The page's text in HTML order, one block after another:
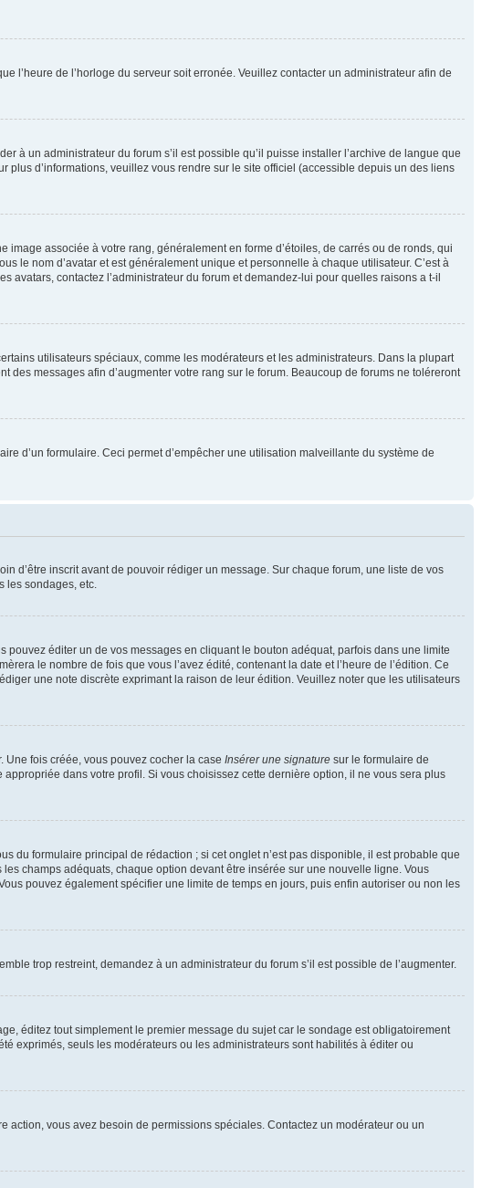
l’heure de l’horloge du serveur soit erronée. Veuillez contacter un administrateur afin de
à un administrateur du forum s’il est possible qu’il puisse installer l’archive de langue que
d’informations, veuillez vous rendre sur le site officiel (accessible depuis un des liens
image associée à votre rang, généralement en forme d’étoiles, de carrés ou de ronds, qui
le nom d’avatar et est généralement unique et personnelle à chaque utilisateur. C’est à
avatars, contactez l’administrateur du forum et demandez-lui pour quelles raisons a t-il
utilisateurs spéciaux, comme les modérateurs et les administrateurs. Dans la plupart
messages afin d’augmenter votre rang sur le forum. Beaucoup de forums ne toléreront
d’un formulaire. Ceci permet d’empêcher une utilisation malveillante du système de
d’être inscrit avant de pouvoir rédiger un message. Sur chaque forum, une liste de vos
les sondages, etc.
éditer un de vos messages en cliquant le bouton adéquat, parfois dans une limite
le nombre de fois que vous l’avez édité, contenant la date et l’heure de l’édition. Ce
une note discrète exprimant la raison de leur édition. Veuillez noter que les utilisateurs
Une fois créée, vous pouvez cocher la case Insérer une signature sur le formulaire de
dans votre profil. Si vous choisissez cette dernière option, il ne vous sera plus
du formulaire principal de rédaction ; si cet onglet n’est pas disponible, il est probable que
champs adéquats, chaque option devant être insérée sur une nouvelle ligne. Vous
pouvez également spécifier une limite de temps en jours, puis enfin autoriser ou non les
trop restreint, demandez à un administrateur du forum s’il est possible de l’augmenter.
éditez tout simplement le premier message du sujet car le sondage est obligatoirement
exprimés, seuls les modérateurs ou les administrateurs sont habilités à éditer ou
action, vous avez besoin de permissions spéciales. Contactez un modérateur ou un